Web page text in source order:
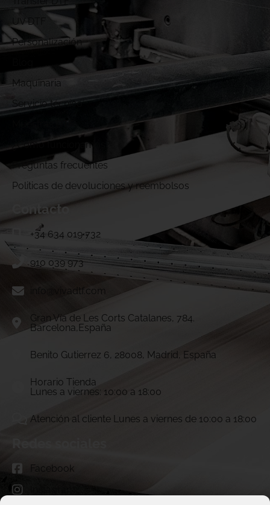
UV DTF
Personalización
Maquinaria
Servicio técnico
¿Cómo funcionamos?
Preguntas frecuentes
Politicas de devoluciones y reembolsos
Contacto
+34 634 019 732
910 039 973
info@vivadtf.com
Gran Vía de Les Corts Catalanes, 784.
Barcelona,España
Benito Gutierrez 6, 28008, Madrid, España
Horario Tienda
Lunes a viernes: 10:00 a 18:00
Atención al cliente Lunes a viernes de 10:00 a 18:00
Facebook